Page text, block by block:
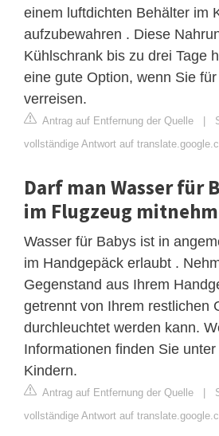
einem luftdichten Behälter im
aufzubewahren . Diese
Kühlschrank bis zu drei Tage
eine gute Option, wenn Sie
verreisen.
Antrag auf Entfernung der Quelle |
vollständige Antwort auf
Darf man Wasser für
im Flugzeug
Wasser für Babys ist in
im Handgepäck erlaubt .
Gegenstand aus Ihrem
getrennt von Ihrem restlichen
durchleuchtet werden kann.
Informationen finden Sie
Kindern.
Antrag auf Entfernung der Quelle |
vollständige Antwort auf